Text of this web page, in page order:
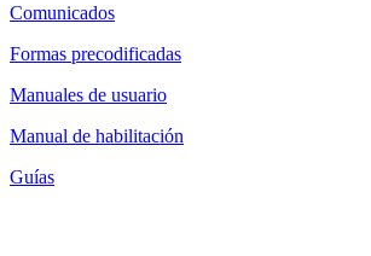
Comunicados
Formas precodificadas
Manuales de usuario
Manual de habilitación
Guías